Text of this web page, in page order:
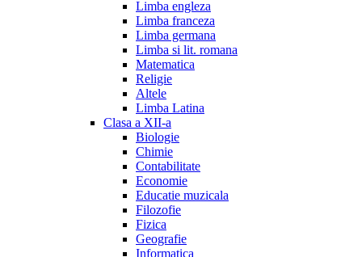
Limba engleza
Limba franceza
Limba germana
Limba si lit. romana
Matematica
Religie
Altele
Limba Latina
Clasa a XII-a
Biologie
Chimie
Contabilitate
Economie
Educatie muzicala
Filozofie
Fizica
Geografie
Informatica